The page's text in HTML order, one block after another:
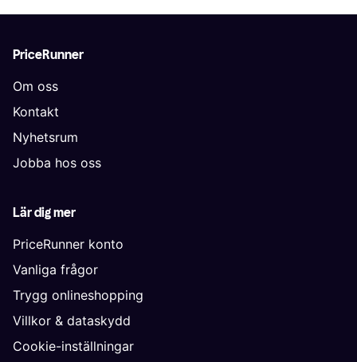
PriceRunner
Om oss
Kontakt
Nyhetsrum
Jobba hos oss
Lär dig mer
PriceRunner konto
Vanliga frågor
Trygg onlineshopping
Villkor & dataskydd
Cookie-inställningar